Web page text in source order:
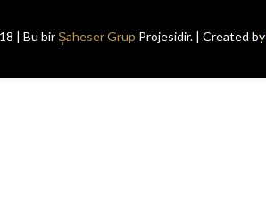
| Bu bir Şaheser Grup Projesidir. | Created by